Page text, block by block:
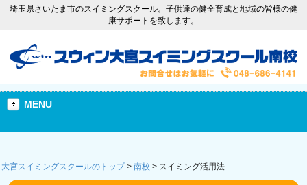
埼玉県さいたま市のスイミングスクール。子供達の健全育成と地域の皆様の健
康サポートを致します。
MENU
大宮スイミングスクールのトップ> 南校 > スイミング活用法